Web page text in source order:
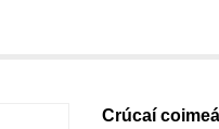
Crúcaí